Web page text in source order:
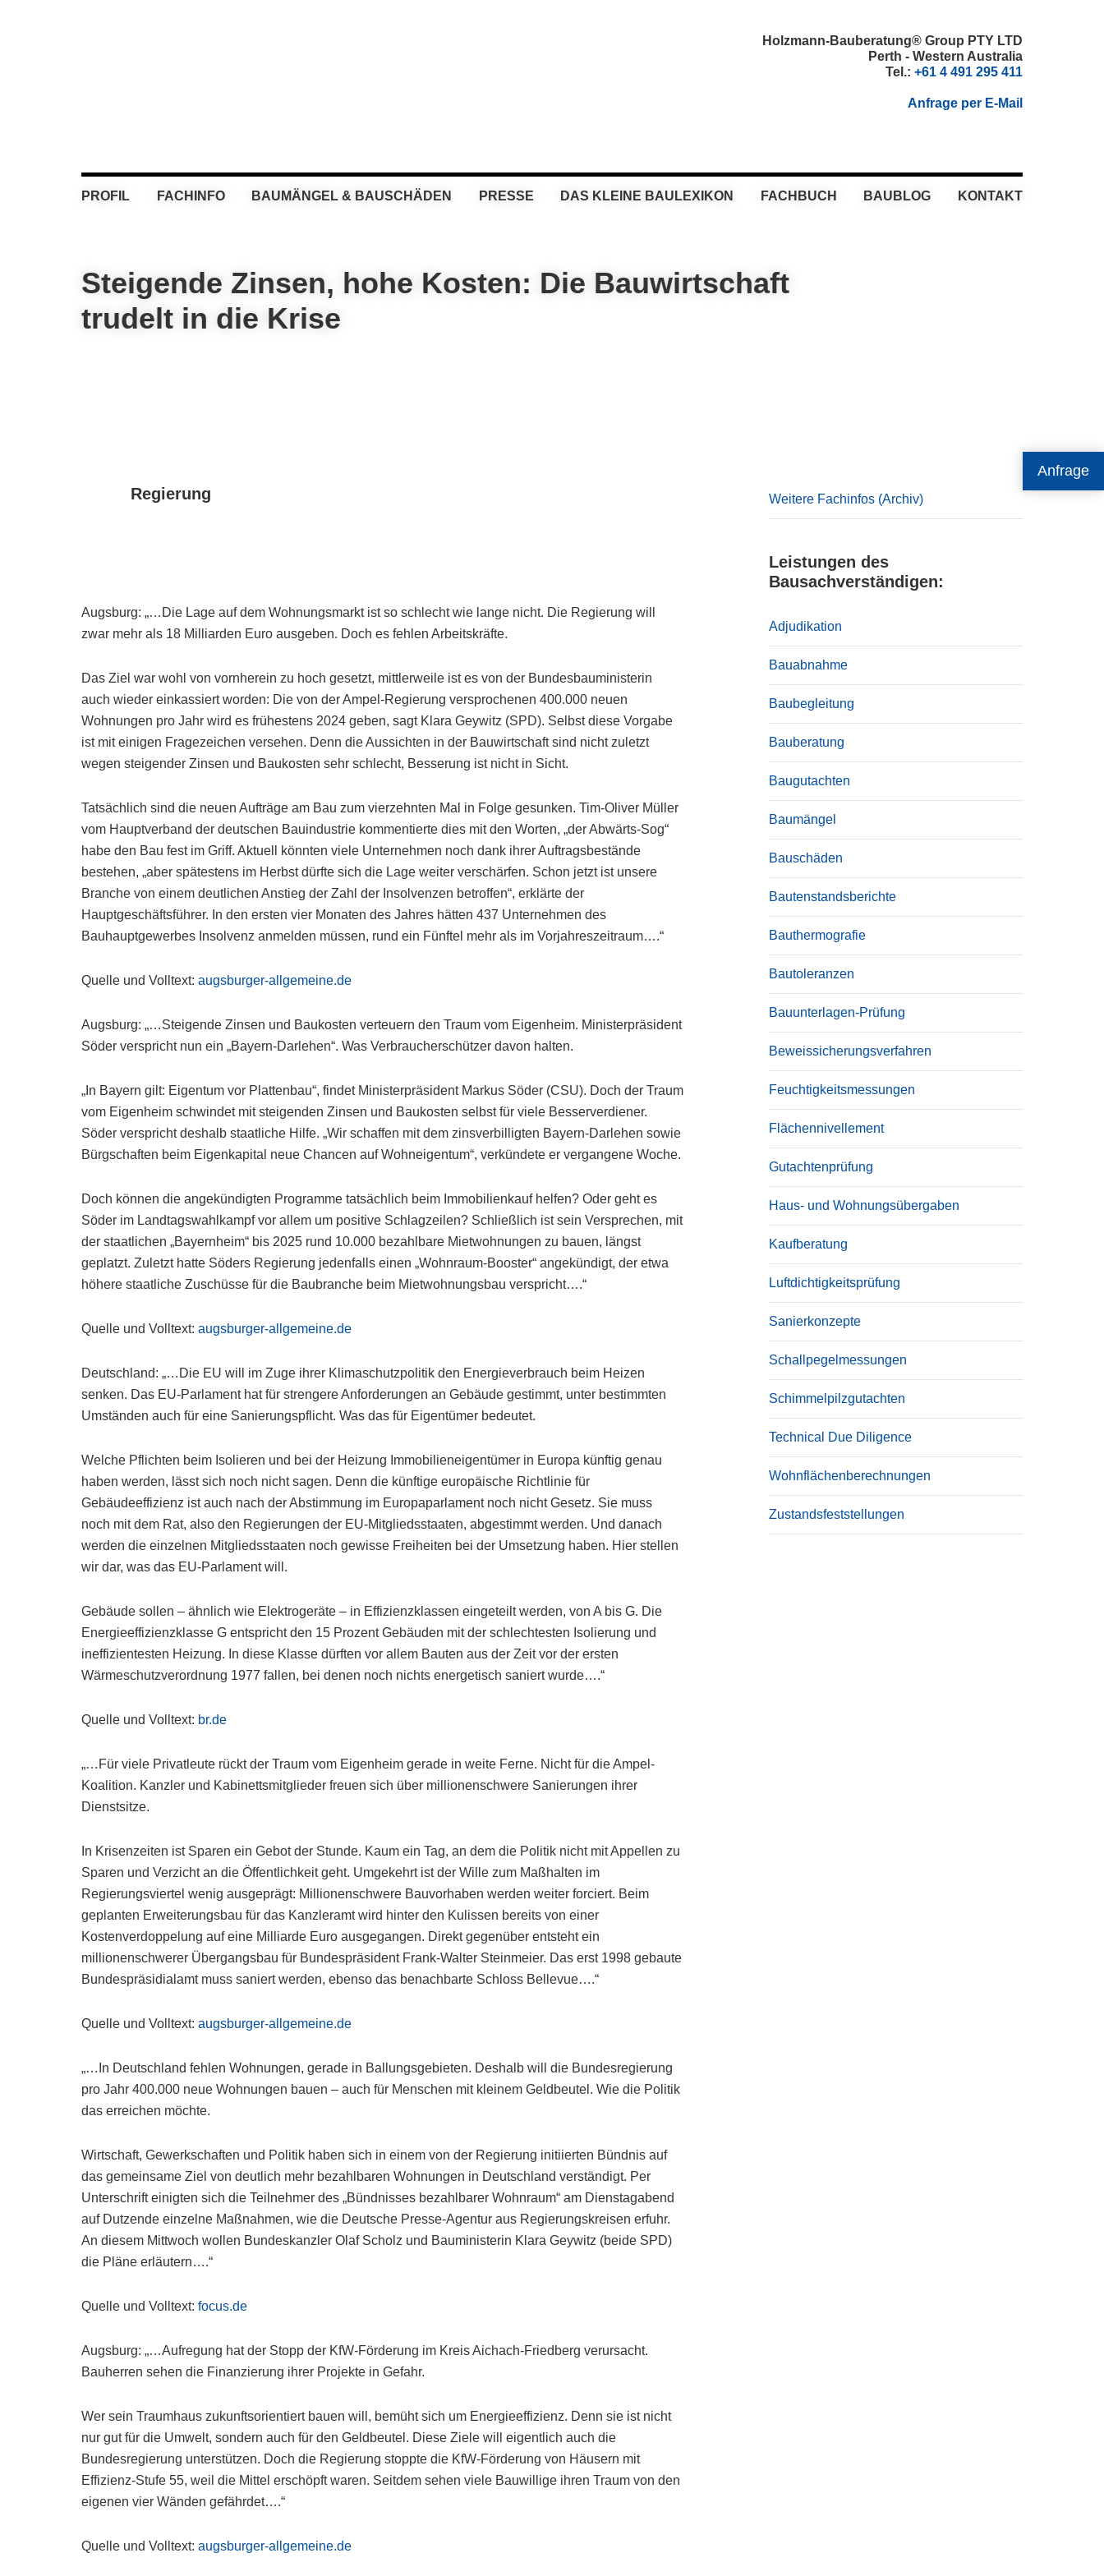
Anfrage
Holzmann-Bauberatung® Group PTY LTD
Perth - Western Australia
Tel.: +61 4 491 295 411
Anfrage per E-Mail
PROFIL FACHINFO BAUMÄNGEL & BAUSCHÄDEN PRESSE DAS KLEINE BAULEXIKON FACHBUCH BAUBLOG KONTAKT
Steigende Zinsen, hohe Kosten: Die Bauwirtschaft
trudelt in die Krise
Regierung
Augsburg: „…Die Lage auf dem Wohnungsmarkt ist so schlecht wie lange nicht. Die Regierung will
zwar mehr als 18 Milliarden Euro ausgeben. Doch es fehlen Arbeitskräfte.
Das Ziel war wohl von vornherein zu hoch gesetzt, mittlerweile ist es von der Bundesbauministerin
auch wieder einkassiert worden: Die von der Ampel-Regierung versprochenen 400.000 neuen
Wohnungen pro Jahr wird es frühestens 2024 geben, sagt Klara Geywitz (SPD). Selbst diese Vorgabe
ist mit einigen Fragezeichen versehen. Denn die Aussichten in der Bauwirtschaft sind nicht zuletzt
wegen steigender Zinsen und Baukosten sehr schlecht, Besserung ist nicht in Sicht.
Tatsächlich sind die neuen Aufträge am Bau zum vierzehnten Mal in Folge gesunken. Tim-Oliver Müller
vom Hauptverband der deutschen Bauindustrie kommentierte dies mit den Worten, „der Abwärts-Sog“
habe den Bau fest im Griff. Aktuell könnten viele Unternehmen noch dank ihrer Auftragsbestände
bestehen, „aber spätestens im Herbst dürfte sich die Lage weiter verschärfen. Schon jetzt ist unsere
Branche von einem deutlichen Anstieg der Zahl der Insolvenzen betroffen“, erklärte der
Hauptgeschäftsführer. In den ersten vier Monaten des Jahres hätten 437 Unternehmen des
Bauhauptgewerbes Insolvenz anmelden müssen, rund ein Fünftel mehr als im Vorjahreszeitraum….“
Quelle und Volltext:augsburger-allgemeine.de
Augsburg: „…Steigende Zinsen und Baukosten verteuern den Traum vom Eigenheim. Ministerpräsident
Söder verspricht nun ein „Bayern-Darlehen“. Was Verbraucherschützer davon halten.
„In Bayern gilt: Eigentum vor Plattenbau“, findet Ministerpräsident Markus Söder (CSU). Doch der Traum
vom Eigenheim schwindet mit steigenden Zinsen und Baukosten selbst für viele Besserverdiener.
Söder verspricht deshalb staatliche Hilfe. „Wir schaffen mit dem zinsverbilligten Bayern-Darlehen sowie
Bürgschaften beim Eigenkapital neue Chancen auf Wohneigentum“, verkündete er vergangene Woche.
Doch können die angekündigten Programme tatsächlich beim Immobilienkauf helfen? Oder geht es
Söder im Landtagswahlkampf vor allem um positive Schlagzeilen? Schließlich ist sein Versprechen, mit
der staatlichen „Bayernheim“ bis 2025 rund 10.000 bezahlbare Mietwohnungen zu bauen, längst
geplatzt. Zuletzt hatte Söders Regierung jedenfalls einen „Wohnraum-Booster“ angekündigt, der etwa
höhere staatliche Zuschüsse für die Baubranche beim Mietwohnungsbau verspricht….“
Quelle und Volltext:augsburger-allgemeine.de
Deutschland: „…Die EU will im Zuge ihrer Klimaschutzpolitik den Energieverbrauch beim Heizen
senken. Das EU-Parlament hat für strengere Anforderungen an Gebäude gestimmt, unter bestimmten
Umständen auch für eine Sanierungspflicht. Was das für Eigentümer bedeutet.
Welche Pflichten beim Isolieren und bei der Heizung Immobilieneigentümer in Europa künftig genau
haben werden, lässt sich noch nicht sagen. Denn die künftige europäische Richtlinie für
Gebäudeeffizienz ist auch nach der Abstimmung im Europaparlament noch nicht Gesetz. Sie muss
noch mit dem Rat, also den Regierungen der EU-Mitgliedsstaaten, abgestimmt werden. Und danach
werden die einzelnen Mitgliedsstaaten noch gewisse Freiheiten bei der Umsetzung haben. Hier stellen
wir dar, was das EU-Parlament will.
Gebäude sollen – ähnlich wie Elektrogeräte – in Effizienzklassen eingeteilt werden, von A bis G. Die
Energieeffizienzklasse G entspricht den 15 Prozent Gebäuden mit der schlechtesten Isolierung und
ineffizientesten Heizung. In diese Klasse dürften vor allem Bauten aus der Zeit vor der ersten
Wärmeschutzverordnung 1977 fallen, bei denen noch nichts energetisch saniert wurde….“
Quelle und Volltext: br.de
„…Für viele Privatleute rückt der Traum vom Eigenheim gerade in weite Ferne. Nicht für die Ampel-
Koalition. Kanzler und Kabinettsmitglieder freuen sich über millionenschwere Sanierungen ihrer
Dienstsitze.
In Krisenzeiten ist Sparen ein Gebot der Stunde. Kaum ein Tag, an dem die Politik nicht mit Appellen zu
Sparen und Verzicht an die Öffentlichkeit geht. Umgekehrt ist der Wille zum Maßhalten im
Regierungsviertel wenig ausgeprägt: Millionenschwere Bauvorhaben werden weiter forciert. Beim
geplanten Erweiterungsbau für das Kanzleramt wird hinter den Kulissen bereits von einer
Kostenverdoppelung auf eine Milliarde Euro ausgegangen. Direkt gegenüber entsteht ein
millionenschwerer Übergangsbau für Bundespräsident Frank-Walter Steinmeier. Das erst 1998 gebaute
Bundespräsidialamt muss saniert werden, ebenso das benachbarte Schloss Bellevue….“
Quelle und Volltext:augsburger-allgemeine.de
„…In Deutschland fehlen Wohnungen, gerade in Ballungsgebieten. Deshalb will die Bundesregierung
pro Jahr 400.000 neue Wohnungen bauen – auch für Menschen mit kleinem Geldbeutel. Wie die Politik
das erreichen möchte.
Wirtschaft, Gewerkschaften und Politik haben sich in einem von der Regierung initiierten Bündnis auf
das gemeinsame Ziel von deutlich mehr bezahlbaren Wohnungen in Deutschland verständigt. Per
Unterschrift einigten sich die Teilnehmer des „Bündnisses bezahlbarer Wohnraum“ am Dienstagabend
auf Dutzende einzelne Maßnahmen, wie die Deutsche Presse-Agentur aus Regierungskreisen erfuhr.
An diesem Mittwoch wollen Bundeskanzler Olaf Scholz und Bauministerin Klara Geywitz (beide SPD)
die Pläne erläutern….“
Quelle und Volltext:focus.de
Augsburg: „…Aufregung hat der Stopp der KfW-Förderung im Kreis Aichach-Friedberg verursacht.
Bauherren sehen die Finanzierung ihrer Projekte in Gefahr.
Wer sein Traumhaus zukunftsorientiert bauen will, bemüht sich um Energieeffizienz. Denn sie ist nicht
nur gut für die Umwelt, sondern auch für den Geldbeutel. Diese Ziele will eigentlich auch die
Bundesregierung unterstützen. Doch die Regierung stoppte die KfW-Förderung von Häusern mit
Effizienz-Stufe 55, weil die Mittel erschöpft waren. Seitdem sehen viele Bauwillige ihren Traum von den
eigenen vier Wänden gefährdet….“
Quelle und Volltext:augsburger-allgemeine.de
Weitere Fachinfos (Archiv)
Leistungen des
Bausachverständigen:
Adjudikation
Bauabnahme
Baubegleitung
Bauberatung
Baugutachten
Baumängel
Bauschäden
Bautenstandsberichte
Bauthermografie
Bautoleranzen
Bauunterlagen-Prüfung
Beweissicherungsverfahren
Feuchtigkeitsmessungen
Flächennivellement
Gutachtenprüfung
Haus- und Wohnungsübergaben
Kaufberatung
Luftdichtigkeitsprüfung
Sanierkonzepte
Schallpegelmessungen
Schimmelpilzgutachten
Technical Due Diligence
Wohnflächenberechnungen
Zustandsfeststellungen